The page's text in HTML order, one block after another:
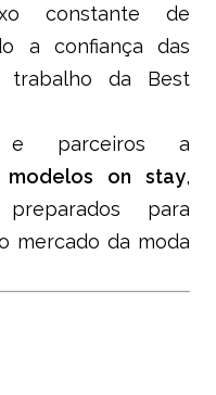
constante de
a confiança das
trabalho da Best
e parceiros a
modelos on stay,
para
mercado da moda